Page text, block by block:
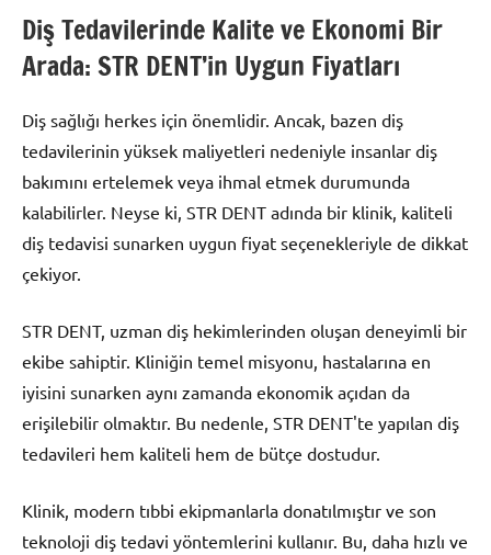
Diş Tedavilerinde Kalite ve Ekonomi Bir
Arada: STR DENT’in Uygun Fiyatları
Diş sağlığı herkes için önemlidir. Ancak, bazen diş
tedavilerinin yüksek maliyetleri nedeniyle insanlar diş
bakımını ertelemek veya ihmal etmek durumunda
kalabilirler. Neyse ki, STR DENT adında bir klinik, kaliteli
diş tedavisi sunarken uygun fiyat seçenekleriyle de dikkat
çekiyor.
STR DENT, uzman diş hekimlerinden oluşan deneyimli bir
ekibe sahiptir. Kliniğin temel misyonu, hastalarına en
iyisini sunarken aynı zamanda ekonomik açıdan da
erişilebilir olmaktır. Bu nedenle, STR DENT'te yapılan diş
tedavileri hem kaliteli hem de bütçe dostudur.
Klinik, modern tıbbi ekipmanlarla donatılmıştır ve son
teknoloji diş tedavi yöntemlerini kullanır. Bu, daha hızlı ve